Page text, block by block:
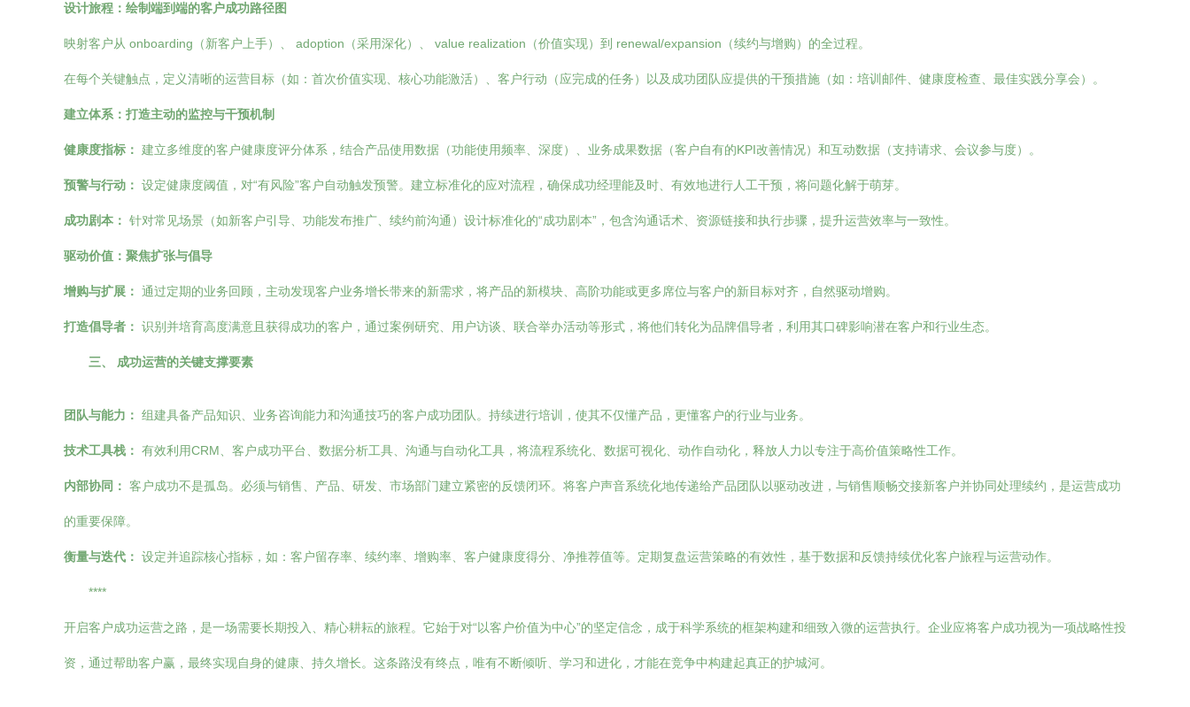
设计旅程：绘制端到端的客户成功路径图
映射客户从 onboarding（新客户上手）、 adoption（采用深化）、 value realization（价值实现）到 renewal/expansion（续约与增购）的全过程。
在每个关键触点，定义清晰的运营目标（如：首次价值实现、核心功能激活）、客户行动（应完成的任务）以及成功团队应提供的干预措施（如：培训邮件、健康度检查、最佳实践分享会）。
建立体系：打造主动的监控与干预机制
健康度指标： 建立多维度的客户健康度评分体系，结合产品使用数据（功能使用频率、深度）、业务成果数据（客户自有的KPI改善情况）和互动数据（支持请求、会议参与度）。
预警与行动： 设定健康度阈值，对“有风险”客户自动触发预警。建立标准化的应对流程，确保成功经理能及时、有效地进行人工干预，将问题化解于萌芽。
成功剧本： 针对常见场景（如新客户引导、功能发布推广、续约前沟通）设计标准化的“成功剧本”，包含沟通话术、资源链接和执行步骤，提升运营效率与一致性。
驱动价值：聚焦扩张与倡导
增购与扩展： 通过定期的业务回顾，主动发现客户业务增长带来的新需求，将产品的新模块、高阶功能或更多席位与客户的新目标对齐，自然驱动增购。
打造倡导者： 识别并培育高度满意且获得成功的客户，通过案例研究、用户访谈、联合举办活动等形式，将他们转化为品牌倡导者，利用其口碑影响潜在客户和行业生态。
三、 成功运营的关键支撑要素
团队与能力： 组建具备产品知识、业务咨询能力和沟通技巧的客户成功团队。持续进行培训，使其不仅懂产品，更懂客户的行业与业务。
技术工具栈： 有效利用CRM、客户成功平台、数据分析工具、沟通与自动化工具，将流程系统化、数据可视化、动作自动化，释放人力以专注于高价值策略性工作。
内部协同： 客户成功不是孤岛。必须与销售、产品、研发、市场部门建立紧密的反馈闭环。将客户声音系统化地传递给产品团队以驱动改进，与销售顺畅交接新客户并协同处理续约，是运营成功
的重要保障。
衡量与迭代： 设定并追踪核心指标，如：客户留存率、续约率、增购率、客户健康度得分、净推荐值等。定期复盘运营策略的有效性，基于数据和反馈持续优化客户旅程与运营动作。
****
开启客户成功运营之路，是一场需要长期投入、精心耕耘的旅程。它始于对“以客户价值为中心”的坚定信念，成于科学系统的框架构建和细致入微的运营执行。企业应将客户成功视为一项战略性投
资，通过帮助客户赢，最终实现自身的健康、持久增长。这条路没有终点，唯有不断倾听、学习和进化，才能在竞争中构建起真正的护城河。